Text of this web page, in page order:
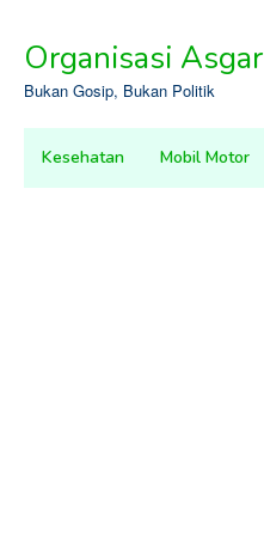
contentOrganisasi Asgar
Bukan Gosip, Bukan Politik
Kesehatan Mobil Motor